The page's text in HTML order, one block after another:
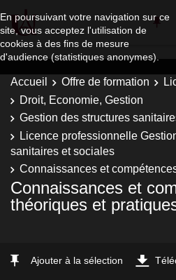
En poursuivant votre navigation sur ce
site, vous acceptez l'utilisation de
cookies à des fins de mesure
d'audience (statistiques anonymes).
Accueil Offre de formation
Droit, Economie, Gestion
Gestion des structures
Licence professionnelle
sanitaires et sociales
Connaissances et
Connaissances et
théoriques et
Ajouter à la sélection